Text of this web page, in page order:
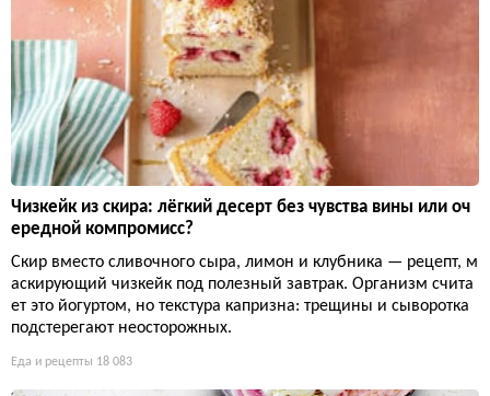
Чизкейк из скира: лёгкий десерт без чувства вины или оч
ередной компромисс?
Скир вместо сливочного сыра, лимон и клубника — рецепт, м
аскирующий чизкейк под полезный завтрак. Организм счита
ет это йогуртом, но текстура капризна: трещины и сыворотка
подстерегают неосторожных.
Еда и рецепты 18 083